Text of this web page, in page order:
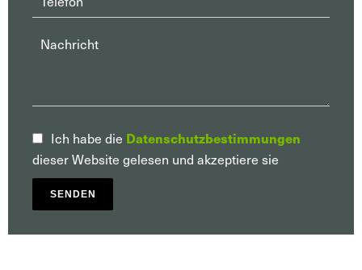
Ich habe die Datenschutzbestimmungen
dieser Website gelesen und akzeptiere sie
SENDEN